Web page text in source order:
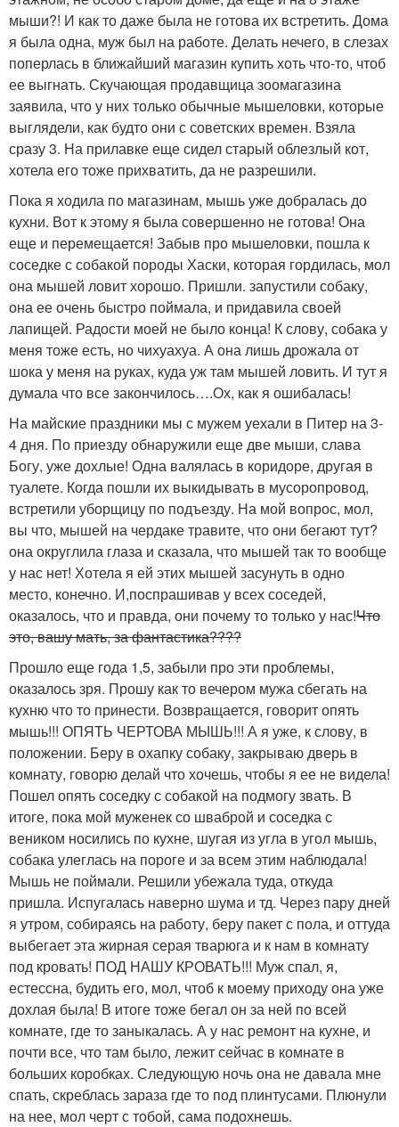
мыши?! И как то даже была не готова их встретить. Дома
я была одна, муж был на работе. Делать нечего, в слезах
поперлась в ближайший магазин купить хоть что-то, чтоб
ее выгнать. Скучающая продавщица зоомагазина
заявила, что у них только обычные мышеловки, которые
выглядели, как будто они с советских времен. Взяла
сразу 3. На прилавке еще сидел старый облезлый кот,
хотела его тоже прихватить, да не разрешили.
Пока я ходила по магазинам, мышь уже добралась до
кухни. Вот к этому я была совершенно не готова! Она
еще и перемещается! Забыв про мышеловки, пошла к
соседке с собакой породы Хаски, которая гордилась, мол
она мышей ловит хорошо. Пришли. запустили собаку,
она ее очень быстро поймала, и придавила своей
лапищей. Радости моей не было конца! К слову, собака у
меня тоже есть, но чихуахуа. А она лишь дрожала от
шока у меня на руках, куда уж там мышей ловить. И тут я
думала что все закончилось….Ох, как я ошибалась!
На майские праздники мы с мужем уехали в Питер на 3-
4 дня. По приезду обнаружили еще две мыши, слава
Богу, уже дохлые! Одна валялась в коридоре, другая в
туалете. Когда пошли их выкидывать в мусоропровод,
встретили уборщицу по подъезду. На мой вопрос, мол,
вы что, мышей на чердаке травите, что они бегают тут?
она округлила глаза и сказала, что мышей так то вообще
у нас нет! Хотела я ей этих мышей засунуть в одно
место, конечно. И,поспрашивав у всех соседей,
оказалось, что и правда, они почему то только у нас!Что
это, вашу мать, за фантастика????
Прошло еще года 1,5, забыли про эти проблемы,
оказалось зря. Прошу как то вечером мужа сбегать на
кухню что то принести. Возвращается, говорит опять
мышь!!! ОПЯТЬ ЧЕРТОВА МЫШЬ!!! А я уже, к слову, в
положении. Беру в охапку собаку, закрываю дверь в
комнату, говорю делай что хочешь, чтобы я ее не видела!
Пошел опять соседку с собакой на подмогу звать. В
итоге, пока мой муженек со шваброй и соседка с
веником носились по кухне, шугая из угла в угол мышь,
собака улеглась на пороге и за всем этим наблюдала!
Мышь не поймали. Решили убежала туда, откуда
пришла. Испугалась наверно шума и тд. Через пару дней
я утром, собираясь на работу, беру пакет с пола, и оттуда
выбегает эта жирная серая тварюга и к нам в комнату
под кровать! ПОД НАШУ КРОВАТЬ!!! Муж спал, я,
естессна, будить его, мол, чтоб к моему приходу она уже
дохлая была! В итоге тоже бегал он за ней по всей
комнате, где то заныкалась. А у нас ремонт на кухне, и
почти все, что там было, лежит сейчас в комнате в
больших коробках. Следующую ночь она не давала мне
спать, скреблась зараза где то под плинтусами. Плюнули
на нее, мол черт с тобой, сама подохнешь.